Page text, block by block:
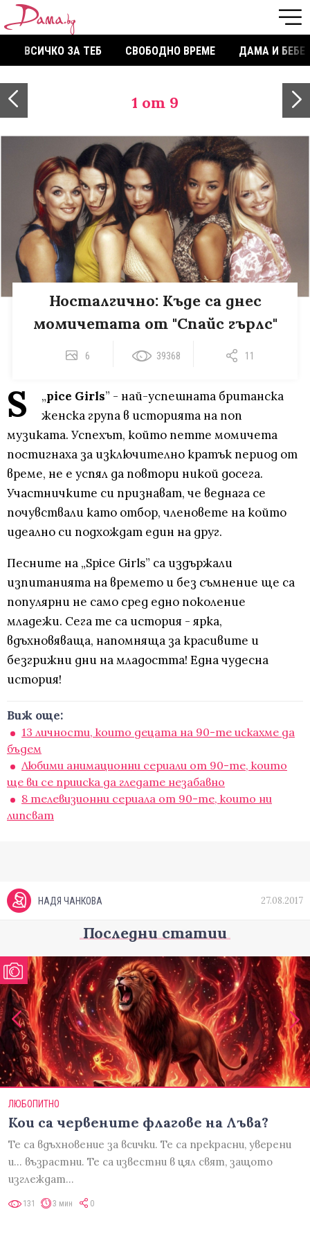
ВСИЧКО ЗА ТЕБ СВОБОДНО ВРЕМЕ ДАМА И БЕБЕ
1 от 9
Носталгично: Къде са днес
момичетата от "Спайс гърлс"
6 39368 11
„
S pice Girls” - най-успешната британска
женска група в историята на поп
музиката. Успехът, който петте момичета
постигнаха за изключително кратък период от
време, не е успял да повтори никой досега.
Участничките си признават, че веднага се
почувствали като отбор, членовете на който
идеално си подхождат един на друг.
Песните на „Spice Girls” са издържали
изпитанията на времето и без съмнение ще са
популярни не само сред едно поколение
младежи. Сега те са история - ярка,
вдъхновяваща, напомняща за красивите и
безгрижни дни на младостта! Една чудесна
история!
Виж още:
13 личности, които децата на 90-те искахме да
бъдем
Любими анимационни сериали от 90-те, които
ще ви се прииска да гледате незабавно
8 телевизионни сериала от 90-те, които ни
липсват
НАДЯ ЧАНКОВА 27.08.2017
Последни статии
ЛЮБОПИТНО
Кои са червените флагове на Лъва?
Те са вдъхновение за всички. Те са прекрасни, уверени
и... възрастни. Те са известни в цял свят, защото
изглеждат…
131 3 мин 0